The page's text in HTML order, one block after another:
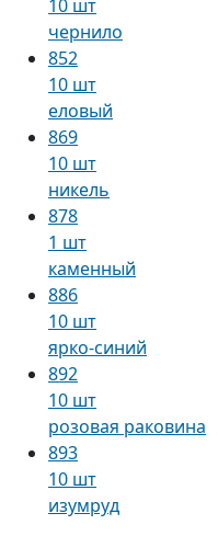
10 шт
чернило
852
10 шт
еловый
869
10 шт
никель
878
1 шт
каменный
886
10 шт
ярко-синий
892
10 шт
розовая раковина
893
10 шт
изумруд